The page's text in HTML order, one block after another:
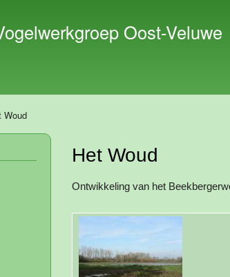
en naar
de inhoud
Oost-Veluwe
Woud
Het Woud
Ontwikkeling van het